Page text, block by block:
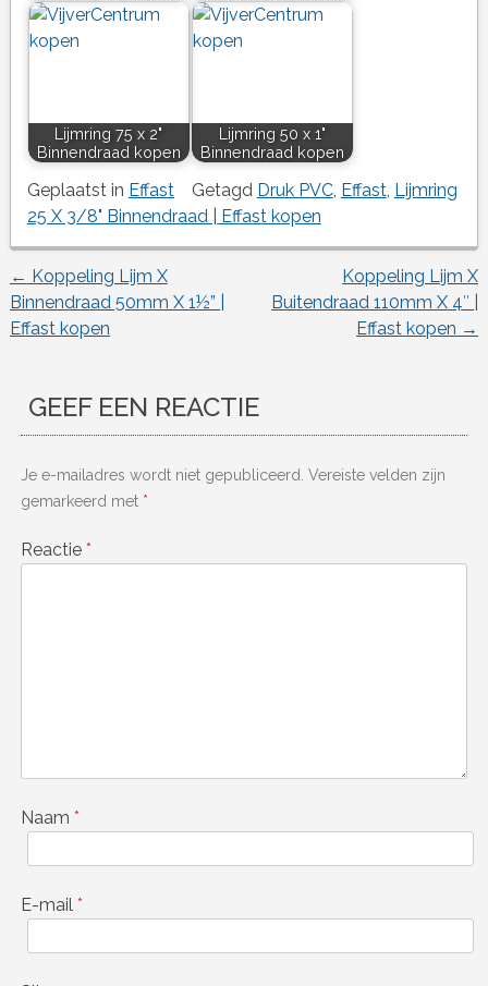
Lijmring 75 x 2"
Binnendraad kopen
Lijmring 50 x 1"
Binnendraad kopen
Geplaatst in Effast Getagd Druk PVC, Effast, Lijmring
25 X 3/8" Binnendraad | Effast kopen
Berichtnavigatie
← Koppeling Lijm X
Binnendraad 50mm X 1½” |
Effast kopen
Koppeling Lijm X
Buitendraad 110mm X 4″ |
Effast kopen →
GEEF EEN REACTIE
Je e-mailadres wordt niet gepubliceerd. Vereiste velden zijn
gemarkeerd met *
Reactie *
Naam *
E-mail *